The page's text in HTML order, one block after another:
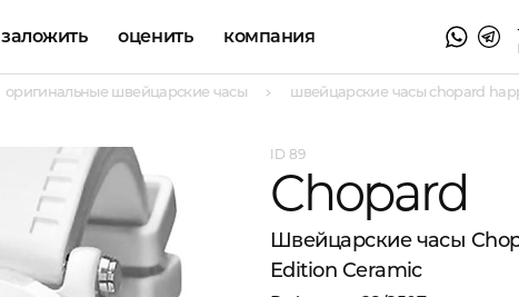
заложить оценить компания
оригинальные швейцарские часы швейцарские часы chopard
89
Chopard
Швейцарские часы
Edition Ceramic